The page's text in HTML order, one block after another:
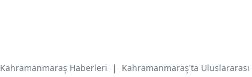
Kahramanmaraş Haberleri | Kahramanmaraş'ta